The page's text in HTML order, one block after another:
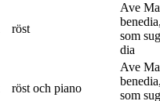
röst
Ave
som
dia
röst och piano
Ave
som